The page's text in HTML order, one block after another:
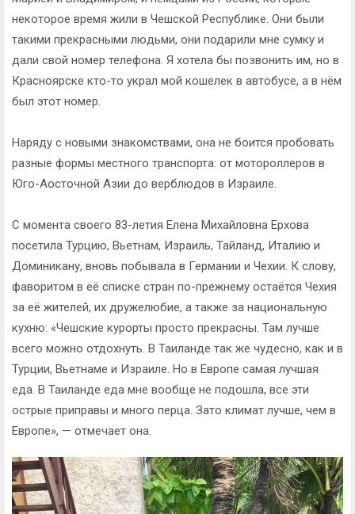
некоторое время жили в Чешской Республике. Они были
такими прекрасными людьми, они подарили мне сумку и
дали свой номер телефона. Я хотела бы позвонить им, но в
Красноярске кто-то украл мой кошелек в автобусе, а в нём
был этот номер.
Наряду с новыми знакомствами, она не боится пробовать
разные формы местного транспорта: от мотороллеров в
Юго-Аосточной Азии до верблюдов в Израиле.
С момента своего 83-летия Елена Михайловна Ерхова
посетила Турцию, Вьетнам, Израиль, Тайланд, Италию и
Доминикану, вновь побывала в Германии и Чехии. К слову,
фаворитом в её списке стран по-прежнему остаётся Чехия
за её жителей, их дружелюбие, а также за национальную
кухню: «Чешские курорты просто прекрасны. Там лучше
всего можно отдохнуть. В Таиланде так же чудесно, как и в
Турции, Вьетнаме и Израиле. Но в Европе самая лучшая
еда. В Таиланде еда мне вообще не подошла, все эти
острые приправы и много перца. Зато климат лучше, чем в
Европе», — отмечает она.